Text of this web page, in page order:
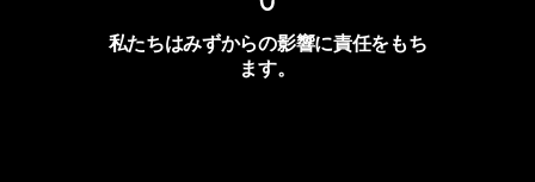
私たちはみずからの影響に責任をもち
ます。